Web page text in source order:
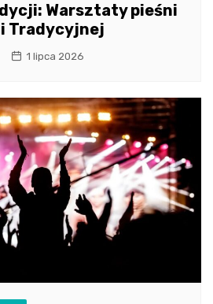
Warsztaty pieśni
Tradycyjnej
1 lipca 2026